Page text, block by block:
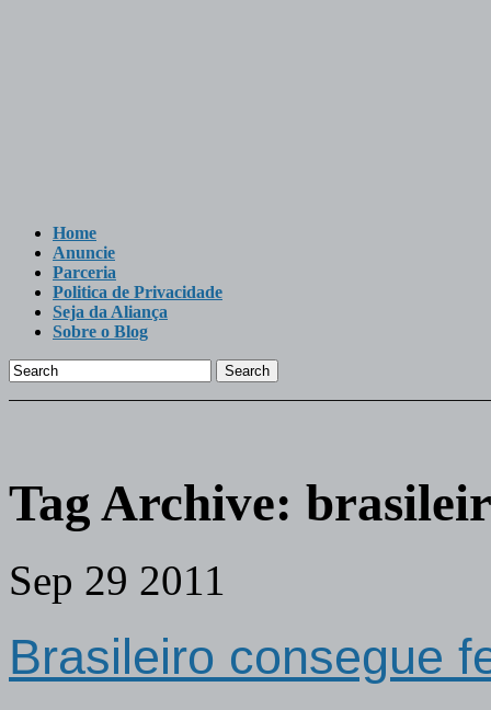
Home
Anuncie
Parceria
Politica de Privacidade
Seja da Aliança
Sobre o Blog
Search
Tag Archive:
Sep 29 2011
Brasileiro consegue